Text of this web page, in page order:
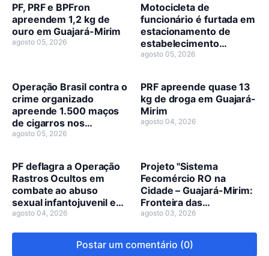
PF, PRF e BPFron
apreendem 1,2 kg de
ouro em Guajará-Mirim
agosto 05, 2026
Motocicleta de
funcionário é furtada em
estacionamento de
estabelecimento
comercial
agosto 05, 2026
Operação Brasil contra o
crime organizado
apreende 1.500 maços
de cigarros nos
municípios de Guajará-
agosto 05, 2026
PRF apreende quase 13
kg de droga em Guajará-
Mirim
agosto 04, 2026
PF deflagra a Operação
Rastros Ocultos em
combate ao abuso
sexual infantojuvenil em
Nova Mamoré
agosto 04, 2026
Projeto "Sistema
Fecomércio RO na
Cidade – Guajará-Mirim:
Fronteira das
Oportunidades" leva
capacitação à região
agosto 03, 2026
Postar um comentário (0)